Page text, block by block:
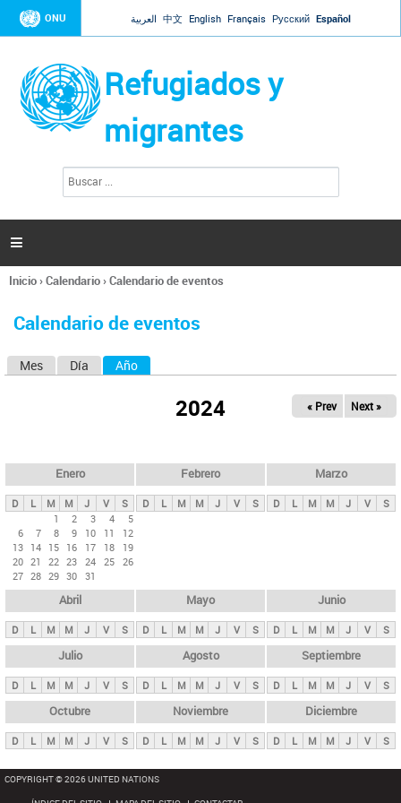
Jump to navigation
ONU العربية 中文 English Français Русский Español
Refugiados y
migrantes
l
d
s

Se
usted
Inicio›Calendario›Calendario de eventos
Calendario de eventos
s
p
n
i
p
a
l
s
Mes Día Año
2024 « Prev Next »
Enero
D L M M J V
S
1
2 3 4
5
6
7 8 9 10 11
12
13 14 15 16 17 18
19
20 21 22 23 24 25 26
27 28 29 30 31
Febrero
D L M M J V S
Marzo
D L M M J V S
Abril
D L M M J V S
Mayo
D L M M J V S
Junio
D L M M J V S
Julio
D L M M J V S
Agosto
D L M M J V S
Septiembre
D L M M J V S
Octubre
D L M M J V S
Noviembre
D L M M J V S
Diciembre
D L M M J V S
COPYRIGHT © 2026 UNITED NATIONS